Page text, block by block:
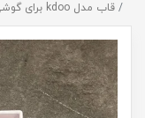
قاب مدل kdoo برای گوشی موبایل اپل iPhone 12promax